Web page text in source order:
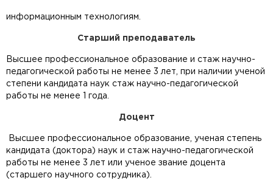
информационным технологиям.
Старший преподаватель
Высшее профессиональное образование и стаж научно-
педагогической работы не менее 3 лет, при наличии ученой
степени кандидата наук стаж научно-педагогической
работы не менее 1 года.
Доцент
Высшее профессиональное образование, ученая степень
кандидата (доктора) наук и стаж научно-педагогической
работы не менее 3 лет или ученое звание доцента
(старшего научного сотрудника).